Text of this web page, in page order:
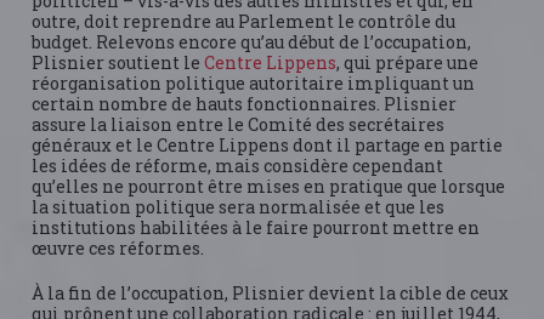
outre, doit reprendre au Parlement le contrôle du
budget. Relevons encore qu’au début de l’occupation,
Plisnier soutient leCentre Lippens, qui prépare une
réorganisation politique autoritaire impliquant un
certain nombre de hauts fonctionnaires. Plisnier
assure la liaison entre le Comité des secrétaires
généraux et le Centre Lippens dont il partage en partie
les idées de réforme, mais considère cependant
qu’elles ne pourront être mises en pratique que lorsque
la situation politique sera normalisée et que les
institutions habilitées à le faire pourront mettre en
œuvre ces réformes.
À la fin de l’occupation, Plisnier devient la cible de ceux
qui prônent une collaboration radicale : en juillet 1944,